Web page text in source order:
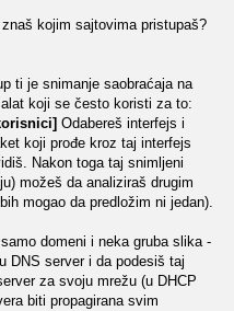
kojim sajtovima pristupaš?
ti je snimanje saobraćaja na
koji se često koristi za to:
Odabereš interfejs i
koji prođe kroz taj interfejs
Nakon toga taj snimljeni
možeš da analiziraš drugim
mogao da predložim ni jedan).
domeni i neka gruba slika -
DNS server i da podesiš taj
za svoju mrežu (u DHCP
biti propagirana svim